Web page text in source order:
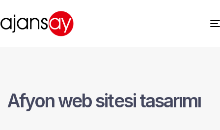
Afyon web sitesi tasarımı